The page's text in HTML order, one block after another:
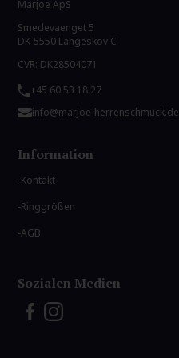
Marjoe ApS
Smedevaenget 5
DK-5550 Langeskov C
CVR: DK28504071
+45 60 53 18 27
info@marjoe-herrenschmuck.de
Information
Kontakt
Ringgrößen
AGB
Sozialen Medien